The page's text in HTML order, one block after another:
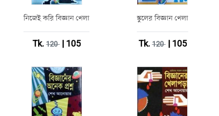
নিজেই করি বিজ্ঞান খেলা
Tk.120| 105
স্কুলের বিজ্ঞান খেলা
Tk.120| 105